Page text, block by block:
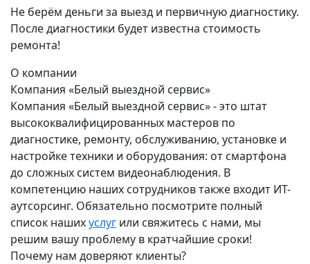
Не берём деньги за выезд и первичную диагностику.
После диагностики будет известна стоимость
ремонта!
О компании
Компания «Белый выездной сервис»
Компания «Белый выездной сервис» - это штат
высококвалифицированных мастеров по
диагностике, ремонту, обслуживанию, установке и
настройке техники и оборудования: от смартфона
до сложных систем видеонаблюдения. В
компетенцию наших сотрудников также входит ИТ-
аутсорсинг. Обязательно посмотрите полный
список нашихуслуг или свяжитесь с нами, мы
решим вашу проблему в кратчайшие сроки!
Почему нам доверяют клиенты?